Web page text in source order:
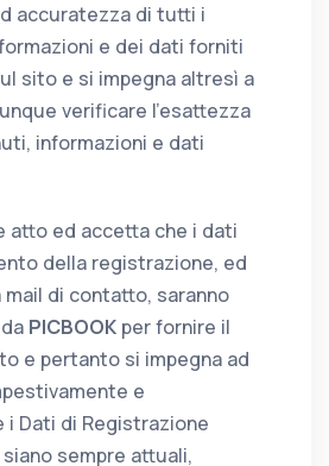
accuratezza di tutti i
e dei dati forniti
sito e si impegna altresì a
verificare l’esattezza
informazioni e dati
atto ed accetta che i dati
della registrazione, ed
di contatto, saranno
PICBOOK per fornire il
e pertanto si impegna ad
e
Dati di Registrazione
sempre attuali,